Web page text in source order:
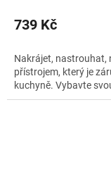
739 Kč
Nakrájet, nastrouhat,
přístrojem, který je
kuchyně. Vybavte